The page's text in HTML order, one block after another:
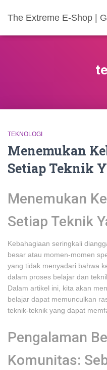
The Extreme E-Shop |
TEKNOLOGI
Menemukan
Setiap Teknik
Menemukan
Setiap Teknik
Kebahagiaan seringkali
besar atau momen-momen
yang tidak menyadari bahwa
dalam proses belajar dan
Dalam artikel ini, kita akan
belajar dapat memunculkan
teknik-teknik yang dapat
Pengalaman
Komunitas: